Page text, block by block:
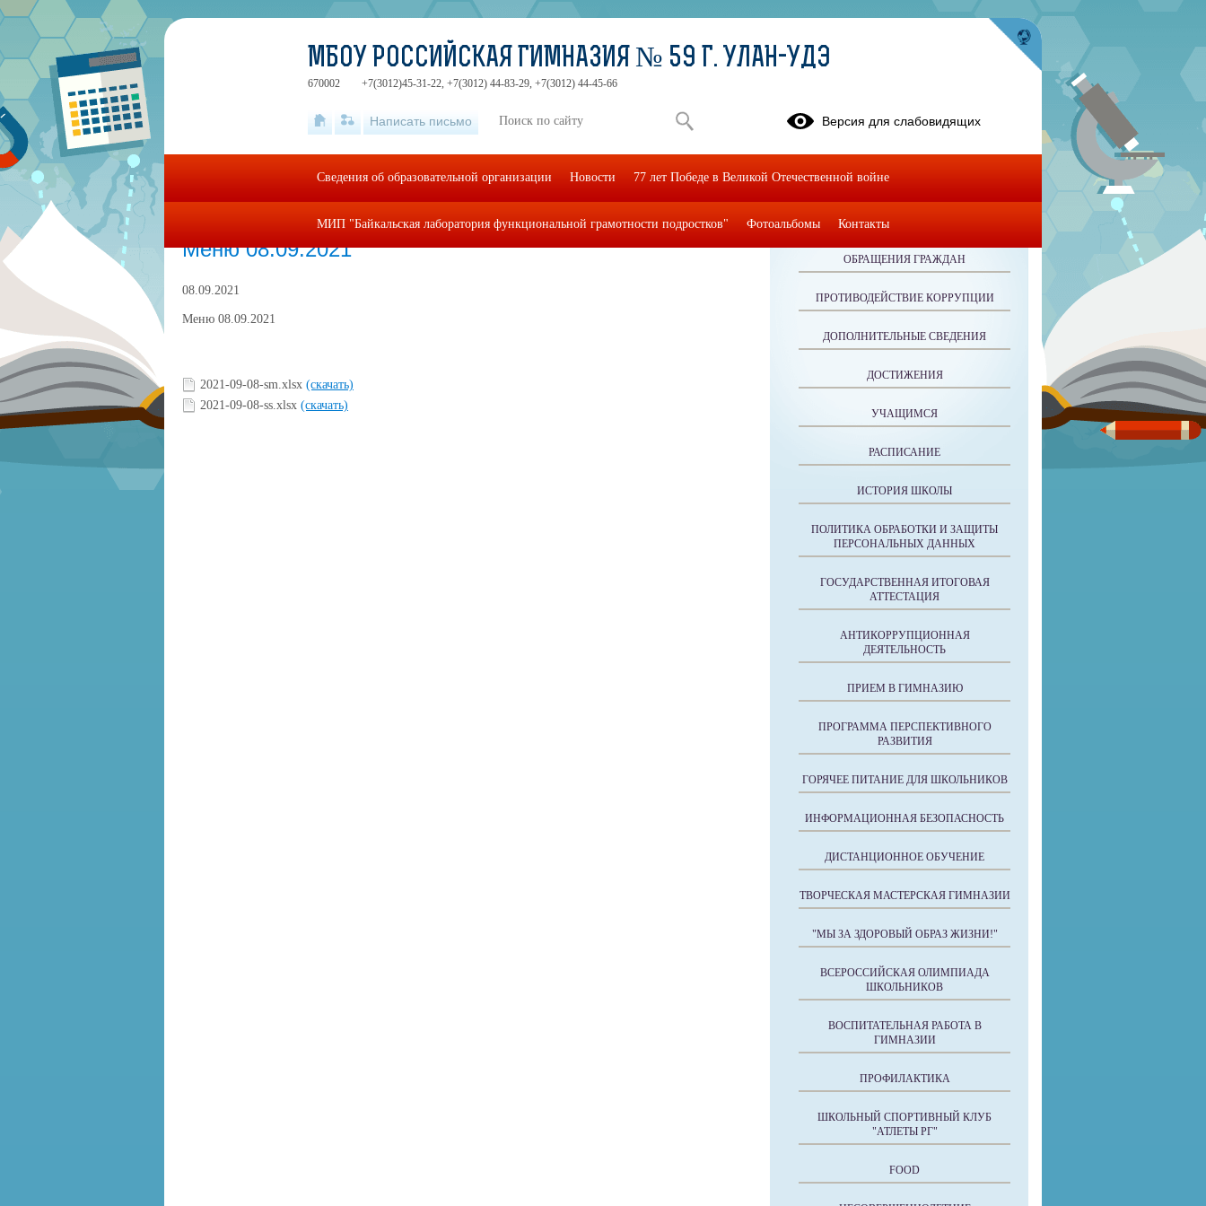
Меню 08.09.2021
Меню 08.09.2021
08.09.2021
Меню 08.09.2021
2021-09-08-sm.xlsx (скачать)
2021-09-08-ss.xlsx (скачать)
ОБРАЩЕНИЯ ГРАЖДАН
ПРОТИВОДЕЙСТВИЕ КОРРУПЦИИ
ДОПОЛНИТЕЛЬНЫЕ СВЕДЕНИЯ
ДОСТИЖЕНИЯ
УЧАЩИМСЯ
РАСПИСАНИЕ
ИСТОРИЯ ШКОЛЫ
ПОЛИТИКА ОБРАБОТКИ И ЗАЩИТЫ
ПЕРСОНАЛЬНЫХ ДАННЫХ
ГОСУДАРСТВЕННАЯ ИТОГОВАЯ
АТТЕСТАЦИЯ
АНТИКОРРУПЦИОННАЯ
ДЕЯТЕЛЬНОСТЬ
ПРИЕМ В ГИМНАЗИЮ
ПРОГРАММА ПЕРСПЕКТИВНОГО
РАЗВИТИЯ
ГОРЯЧЕЕ ПИТАНИЕ ДЛЯ ШКОЛЬНИКОВ
ИНФОРМАЦИОННАЯ БЕЗОПАСНОСТЬ
ДИСТАНЦИОННОЕ ОБУЧЕНИЕ
ТВОРЧЕСКАЯ МАСТЕРСКАЯ ГИМНАЗИИ
"МЫ ЗА ЗДОРОВЫЙ ОБРАЗ ЖИЗНИ!"
ВСЕРОССИЙСКАЯ ОЛИМПИАДА
ШКОЛЬНИКОВ
ВОСПИТАТЕЛЬНАЯ РАБОТА В
ГИМНАЗИИ
ПРОФИЛАКТИКА
ШКОЛЬНЫЙ СПОРТИВНЫЙ КЛУБ
"АТЛЕТЫ РГ"
FOOD
МБОУ РОССИЙСКАЯ ГИМНАЗИЯ № 59 Г. УЛАН-УДЭ
670002 +7(3012)45-31-22, +7(3012) 44-83-29, +7(3012) 44-45-66
Написать письмо Версия для слабовидящих
Сведения об образовательной организации Новости 77 лет Победе в Великой Отечественной войне
МИП "Байкальская лаборатория функциональной грамотности подростков" Фотоальбомы Контакты